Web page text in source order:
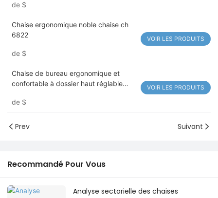
de $
Chaise ergonomique noble chaise ch
6822
de $
VOIR LES PRODUITS
Chaise de bureau ergonomique et
confortable à dossier haut réglable
de $
VOIR LES PRODUITS
Prev Suivant
Recommandé Pour Vous
Analyse sectorielle des chaises